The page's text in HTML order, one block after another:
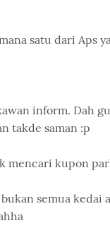
satu dari Aps
inform. Dah
takde saman :p
mencari kupon
semua kedai